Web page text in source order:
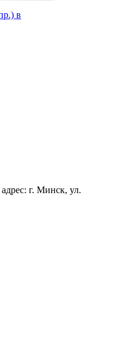
в
г. Минск, ул.